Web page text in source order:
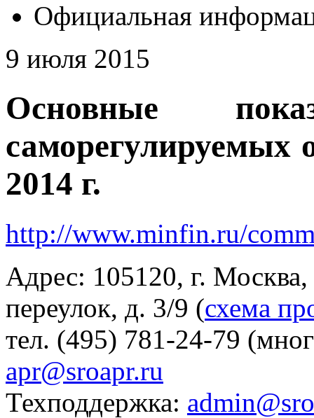
Официальная
9 июля 2015
Основные
саморегулируемых
2014 г.
http://www.minfin.ru/
Адрес: 105120, г.
переулок, д. 3/9 (схема
тел. (495) 781-24-79
apr@sroapr.ru
Техподдержка: